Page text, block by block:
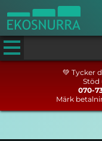
💚 Tycker
Stöd
070-
Märk